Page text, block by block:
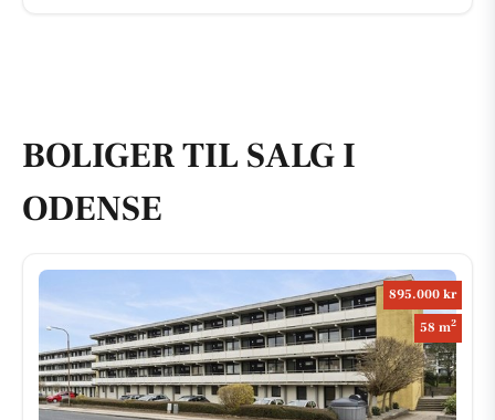
BOLIGER TIL SALG I
ODENSE
895.000 kr
58 m2